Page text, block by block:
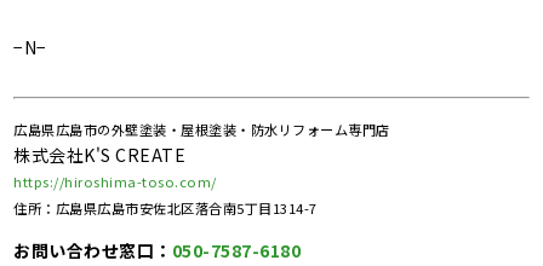
−N−
広島県広島市の外壁塗装・屋根塗装・防水リフォーム専門店
株式会社K'S CREATE
https://hiroshima-toso.com/
住所：広島県広島市安佐北区落合南5丁目1314-7
お問い合わせ窓口： 050-7587-6180